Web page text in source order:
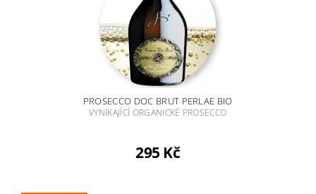
PROSECCO DOC BRUT PERLAE BIO
VYNIKAJÍCÍ ORGANICKÉ PROSECCO
295 Kč